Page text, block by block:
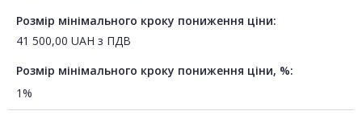
Розмір мінімального кроку пониження ціни:
41 500,00 UAH з ПДВ
Розмір мінімального кроку пониження ціни, %:
1%